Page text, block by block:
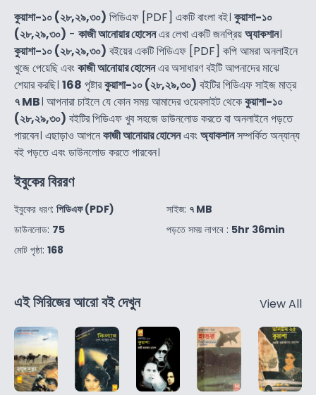
কুয়াশা-১০ (২৮,২৯,৩০) পিডিএফ [PDF] একটি বাংলা বই। কুয়াশা-১০
(২৮,২৯,৩০) - কাজী আনোয়ার হোসেনএর লেখা একটি জনপ্রিয়অ্যাকশান।
কুয়াশা-১০ (২৮,২৯,৩০) বইয়ের একটি পিডিএফ [PDF] কপি আমরা অনলাইনে
খুজে পেয়েছি এবংকাজী আনোয়ার হোসেনএর অসাধারণ বইটি আপনাদের মাঝে
শেয়ার করছি। 168 পৃষ্টারকুয়াশা-১০ (২৮,২৯,৩০) বইটির পিডিএফ সাইজ মাত্র
৭ MB। আপনারা চাইলে যে কোন সময় আমাদের ওয়েবসাইট থেকেকুয়াশা-১০
(২৮,২৯,৩০) বইটির পিডিএফ খুব সহজে ডাউনলোড করতে বা অনলাইনে পড়তে
পারবেন। এছাড়াও আপনেকাজী আনোয়ার হোসেনএবংঅ্যাকশানসম্পর্কিত অন্যান্য
বই পড়তে এবং ডাউনলোড করতে পারবেন।
ইবুকের বিররণ
ইবুকের ধরণ: পিডিএফ (PDF)
ডাউনলোড: 75
মোট পৃষ্ঠা: 168
সাইজ: ৭ MB
পড়তে সময় লাগবে : 5hr 36min
এই সিরিজের আরো বই দেখুন View All